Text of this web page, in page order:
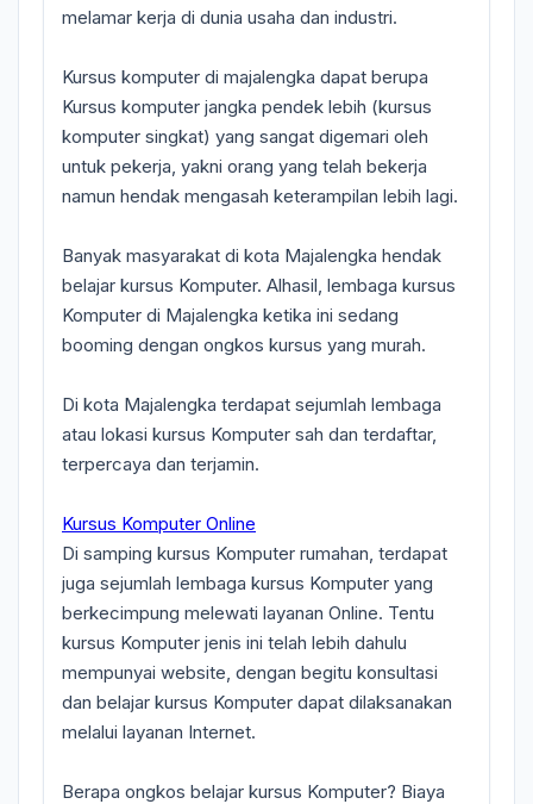
melamar kerja di dunia usaha dan industri.
Kursus komputer di majalengka dapat berupa
Kursus komputer jangka pendek lebih (kursus
komputer singkat) yang sangat digemari oleh
untuk pekerja, yakni orang yang telah bekerja
namun hendak mengasah keterampilan lebih lagi.
Banyak masyarakat di kota Majalengka hendak
belajar kursus Komputer. Alhasil, lembaga kursus
Komputer di Majalengka ketika ini sedang
booming dengan ongkos kursus yang murah.
Di kota Majalengka terdapat sejumlah lembaga
atau lokasi kursus Komputer sah dan terdaftar,
terpercaya dan terjamin.
Kursus Komputer Online
Di samping kursus Komputer rumahan, terdapat
juga sejumlah lembaga kursus Komputer yang
berkecimpung melewati layanan Online. Tentu
kursus Komputer jenis ini telah lebih dahulu
mempunyai website, dengan begitu konsultasi
dan belajar kursus Komputer dapat dilaksanakan
melalui layanan Internet.
Berapa ongkos belajar kursus Komputer? Biaya